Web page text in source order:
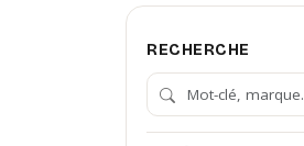
RECHERCHE